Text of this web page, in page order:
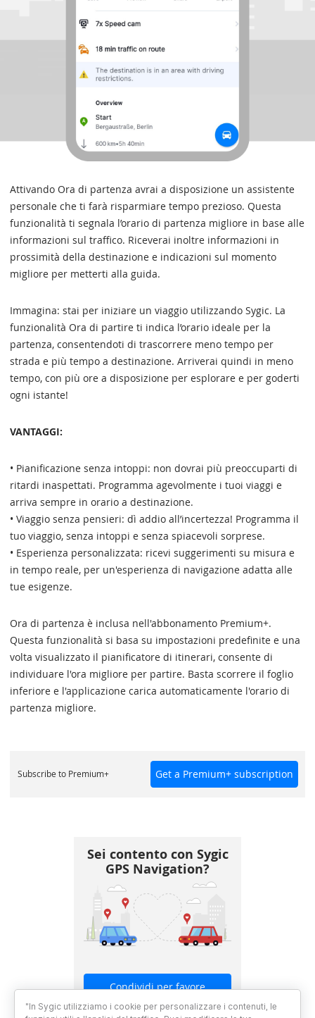
Attivando Ora di partenza avrai a disposizione un assistente
personale che ti farà risparmiare tempo prezioso. Questa
funzionalità ti segnala l’orario di partenza migliore in base alle
informazioni sul traffico. Riceverai inoltre informazioni in
prossimità della destinazione e indicazioni sul momento
migliore per metterti alla guida.
Immagina: stai per iniziare un viaggio utilizzando Sygic. La
funzionalità Ora di partire ti indica l’orario ideale per la
partenza, consentendoti di trascorrere meno tempo per
strada e più tempo a destinazione. Arriverai quindi in meno
tempo, con più ore a disposizione per esplorare e per goderti
ogni istante!
VANTAGGI:
• Pianificazione senza intoppi: non dovrai più preoccuparti di
ritardi inaspettati. Programma agevolmente i tuoi viaggi e
arriva sempre in orario a destinazione.
• Viaggio senza pensieri: dì addio all’incertezza! Programma il
tuo viaggio, senza intoppi e senza spiacevoli sorprese.
• Esperienza personalizzata: ricevi suggerimenti su misura e
in tempo reale, per un'esperienza di navigazione adatta alle
tue esigenze.
Ora di partenza è inclusa nell'abbonamento Premium+.
Questa funzionalità si basa su impostazioni predefinite e una
volta visualizzato il pianificatore di itinerari, consente di
individuare l'ora migliore per partire. Basta scorrere il foglio
inferiore e l'applicazione carica automaticamente l'orario di
partenza migliore.
Subscribe to Premium+ Get a Premium+ subscription
Sei contento con Sygic
GPS Navigation?
Condividi per favore
"In Sygic utilizziamo i cookie per personalizzare i contenuti, le